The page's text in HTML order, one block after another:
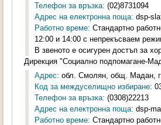
Телефон за връзка: (02)8731094
Адрес на електронна поща: dsp-
Работно време: Стандартно
12:00 и 14:00 с непрекъсваем
В звеното е осигурен достъп за
Дирекция "Социално подпомагане-
Адрес: обл. Смолян, общ. Мадан,
Код за междуселищно избиране:
Телефон за връзка: (0308)22213
Адрес на електронна поща: dsp-
Работно време: Стандартно